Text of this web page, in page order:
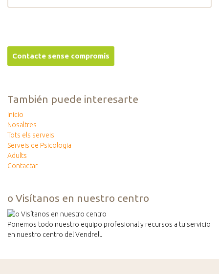
También puede interesarte
Inicio
Nosaltres
Tots els serveis
Serveis de Psicologia
Adults
Contactar
o Visítanos en nuestro centro
Ponemos todo nuestro equipo profesional y recursos a tu servicio
en nuestro centro del Vendrell.